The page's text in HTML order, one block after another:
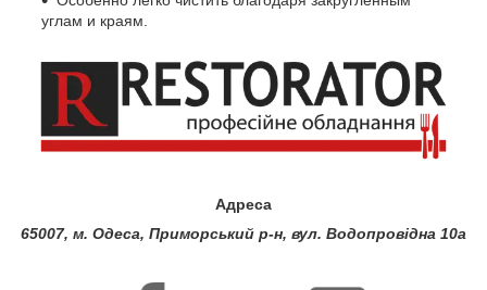
углам и краям.
Адреса
65007, м. Одеса, Приморський р-н, вул. Водопровідна 10а